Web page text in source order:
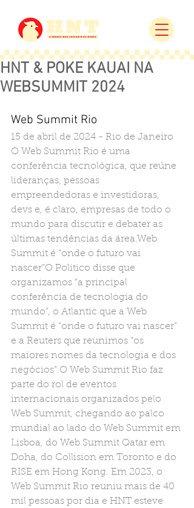
HNT & POKE KAUAI NA
WEBSUMMIT 2024
Web Summit Rio
15 de abril de 2024 - Rio de Janeiro
O Web Summit Rio é uma
conferência tecnológica, que reúne
lideranças, pessoas
empreendedoras e investidoras,
devs e, é claro, empresas de todo o
mundo para discutir e debater as
últimas tendências da área.Web
Summit é “onde o futuro vai
nascer”O Politico disse que
organizamos “a principal
conferência de tecnologia do
mundo”, o Atlantic que a Web
Summit é “onde o futuro vai nascer”
e a Reuters que reunimos “os
maiores nomes da tecnologia e dos
negócios”.O Web Summit Rio faz
parte do rol de eventos
internacionais organizados pelo
Web Summit, chegando ao palco
mundial ao lado do Web Summit em
Lisboa, do Web Summit Qatar em
Doha, do Collision em Toronto e do
RISE em Hong Kong. Em 2023, o
Web Summit Rio reuniu mais de 40
mil pessoas por dia e HNT esteve